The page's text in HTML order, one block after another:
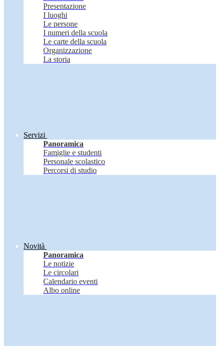
Presentazione
I luoghi
Le persone
I numeri della scuola
Le carte della scuola
Organizzazione
La storia
Servizi
Panoramica
Famiglie e studenti
Personale scolastico
Percorsi di studio
Novità
Panoramica
Le notizie
Le circolari
Calendario eventi
Albo online